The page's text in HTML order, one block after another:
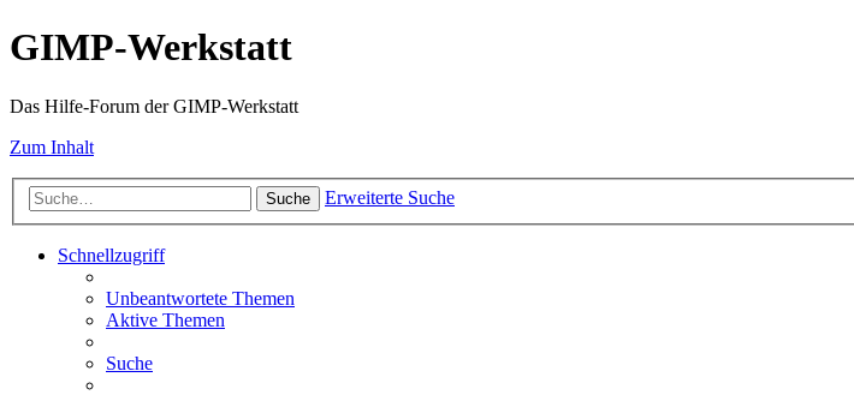
GIMP-Werkstatt
Das Hilfe-Forum der GIMP-Werkstatt
Zum Inhalt
Suche Erweiterte Suche
Schnellzugriff
Unbeantwortete Themen
Aktive Themen
Suche